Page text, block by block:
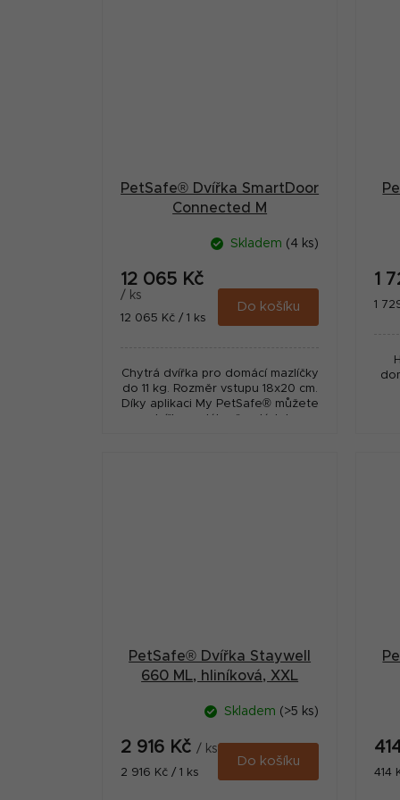
PetSafe® Dvířka SmartDoor
Connected M
Skladem (4 ks)
12 065 Kč
/ ks
Měrná
12 065 Kč / 1 ks
Do košíku
Chytrá dvířka pro domácí mazlíčky
do 11 kg. Rozměr vstupu 18x20 cm.
Díky aplikaci My PetSafe® můžete
dvířka vzdáleně ovládat
1
1
PetSafe® Dvířka Staywell
660 ML, hliníková, XXL
Skladem (>5 ks)
2 916 Kč / ks
Měrná
2 916 Kč / 1 ks
Do košíku
414